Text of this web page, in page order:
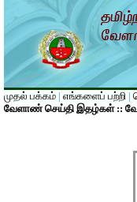
முதல் பக்கம் | எங்களைப் பற்றி |
வேளாண் செய்தி இதழ்கள் ::